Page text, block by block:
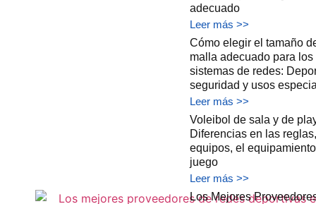
adecuado
Leer más >>
Cómo elegir el tamaño
malla adecuado para los
sistemas de redes:
seguridad y usos
Leer más >>
Voleibol de sala y de
Diferencias en las
equipos, el
juego
Leer más >>
Los Mejores